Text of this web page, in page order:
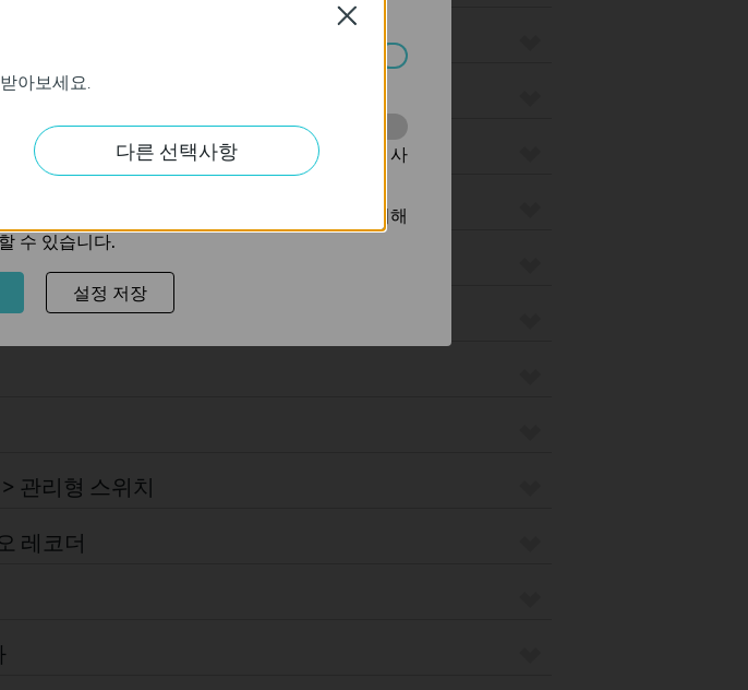
라우터 > 유선 라우터
라우터 > WiFi 라우터
반 라우터 > 통합 라우터
관리형 스위치
레코더
아보세요.
다른 선택사항
Close
시스템에서 비활성화할 수 없습니다.
위해 웹사이트에서의 사용자 활동을 분석하는 데 사
하고 다른 웹사이트에서 관련 광고를 표시하기 위해
수 있습니다.
설정 저장